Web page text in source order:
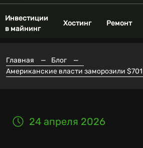
Инвестиции
в майнинг
Хостинг Ремонт
Главная — Блог
—
Американские власти заморозили
24 апреля 2026